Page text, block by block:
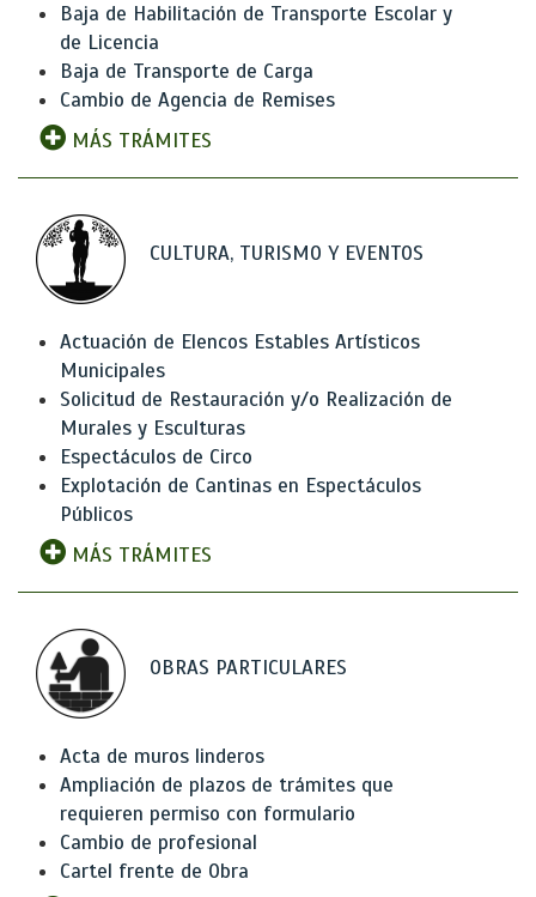
Baja de Habilitación de Transporte Escolar y
de Licencia
Baja de Transporte de Carga
Cambio de Agencia de Remises
MÁS TRÁMITES
CULTURA, TURISMO Y EVENTOS
Actuación de Elencos Estables Artísticos
Municipales
Solicitud de Restauración y/o Realización de
Murales y Esculturas
Espectáculos de Circo
Explotación de Cantinas en Espectáculos
Públicos
MÁS TRÁMITES
OBRAS PARTICULARES
Acta de muros linderos
Ampliación de plazos de trámites que
requieren permiso con formulario
Cambio de profesional
Cartel frente de Obra